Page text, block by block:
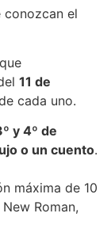
conozcan el
11 de
cada uno.
y 4º de
o un cuento.
máxima de 10
Roman,